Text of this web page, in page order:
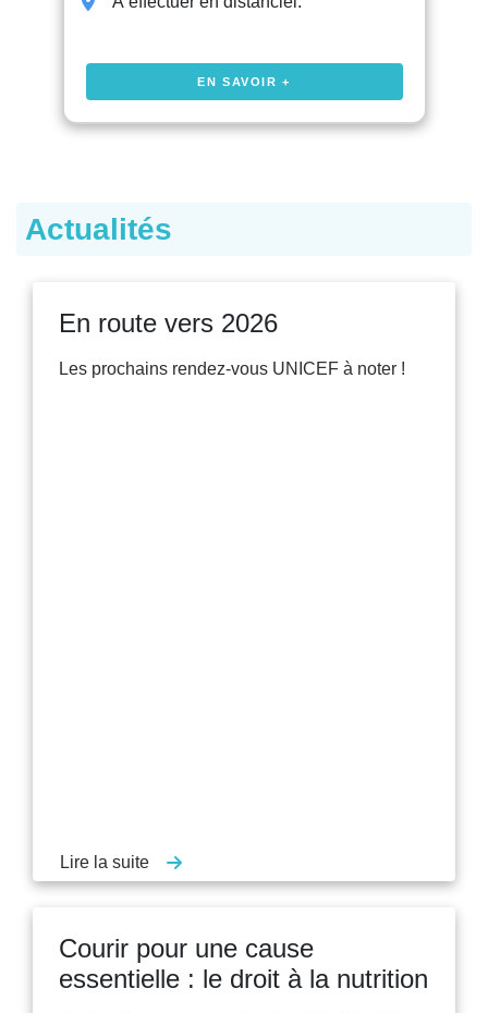
EN SAVOIR +
Actualités
En route vers 2026
Les prochains rendez-vous UNICEF à noter !
Lire la suite
Courir pour une cause
essentielle : le droit à la nutrition